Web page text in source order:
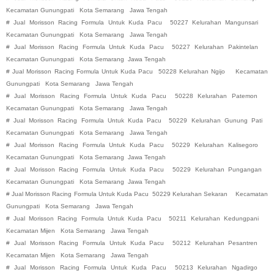
Kecamatan Gunungpati
Kota Semarang
Jawa Tengah
# Jual Morisson Racing Formula Untuk Kuda Pacu
50227 Kelurahan Mangunsari
Kecamatan Gunungpati
Kota Semarang
Jawa Tengah
#
Jual Morisson Racing Formula Untuk Kuda Pacu
50227 Kelurahan Pakintelan
Kecamatan Gunungpati
Kota Semarang
Jawa Tengah
# Jual Morisson Racing Formula Untuk Kuda Pacu 50228 Kelurahan Ngijo
Kecamatan
Gunungpati
Kota Semarang
Jawa Tengah
#
Jual Morisson Racing Formula Untuk Kuda Pacu
50228 Kelurahan Patemon
Kecamatan Gunungpati
Kota Semarang
Jawa Tengah
# Jual Morisson Racing Formula Untuk Kuda Pacu
50229 Kelurahan Gunung Pati
Kecamatan Gunungpati
Kota Semarang
Jawa Tengah
#
Jual Morisson Racing Formula Untuk Kuda Pacu
50229 Kelurahan Kalisegoro
Kecamatan Gunungpati
Kota Semarang
Jawa Tengah
#
Jual Morisson Racing Formula Untuk Kuda Pacu
50229 Kelurahan Pungangan
Kecamatan Gunungpati
Kota Semarang
Jawa Tengah
# Jual Morisson Racing Formula Untuk Kuda Pacu 50229 Kelurahan Sekaran
Kecamatan
Gunungpati
Kota Semarang
Jawa Tengah
# Jual Morisson Racing Formula Untuk Kuda Pacu
50211 Kelurahan Kedungpani
Kecamatan Mijen
Kota Semarang
Jawa Tengah
#
Jual Morisson Racing Formula Untuk Kuda Pacu
50212 Kelurahan Pesantren
Kecamatan Mijen
Kota Semarang
Jawa Tengah
#
Jual Morisson Racing Formula Untuk Kuda Pacu
50213 Kelurahan Ngadirgo